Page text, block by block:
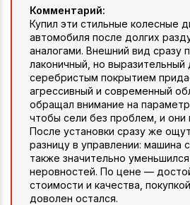
Комментарий:
Купил эти стильные колесные
автомобиля после долгих
аналогами. Внешний вид сразу
лаконичный, но выразительный
серебристым покрытием
агрессивный и современный
обращал внимание на
чтобы сели без проблем, и
После установки сразу же
разницу в управлении: машина
также значительно
неровностей. По цене —
стоимости и качества,
доволен остался.